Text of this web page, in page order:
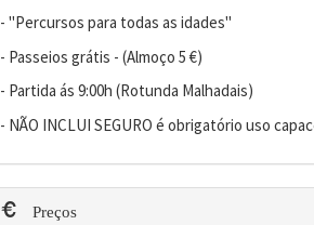
- "Percursos para todas as idades"
- Passeios grátis - (Almoço 5 €)
- Partida ás 9:00h (Rotunda Malhadais)
- NÃO INCLUI SEGURO é obrigatório uso
Preços